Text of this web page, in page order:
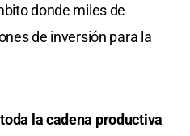
donde miles de
de inversión para la
la cadena productiva